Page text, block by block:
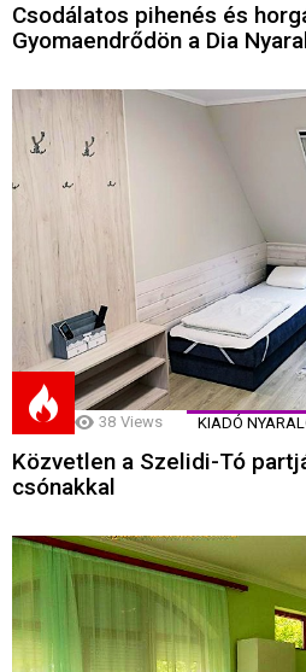
Csodálatos pihenés és
Gyomaendrődön a Dia
38 Views KIADÓ
Közvetlen a Szelidi-Tó
csónakkal